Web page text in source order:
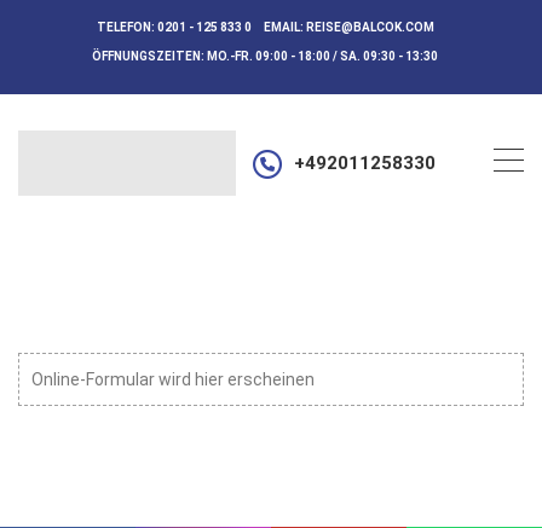
TELEFON: 0201 - 125 833 0 EMAIL: REISE@BALCOK.COM
ÖFFNUNGSZEITEN: MO.-FR. 09:00 - 18:00 / SA. 09:30 - 13:30
+492011258330
Online-Formular wird hier erscheinen